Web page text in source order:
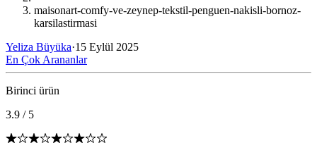
maisonart-comfy-ve-zeynep-tekstil-penguen-nakisli-bornoz-
karsilastirmasi
Yeliza Büyüka·15 Eylül 2025
En Çok Arananlar
Birinci ürün
3.9 / 5